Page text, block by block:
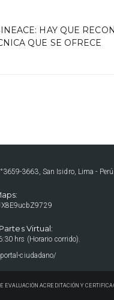
HAY QUE
QUE SE OFRECE
3663, San Isidro, Lima - Perú
Virtual:
hrs (Horario corrido).
ciudadano/
EVALUACIÓN ACREDITACIÓN Y